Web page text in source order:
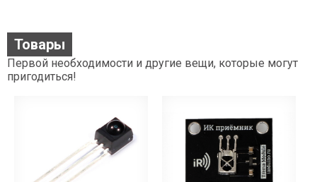
Товары
Первой необходимости и другие вещи, которые могут
пригодиться!